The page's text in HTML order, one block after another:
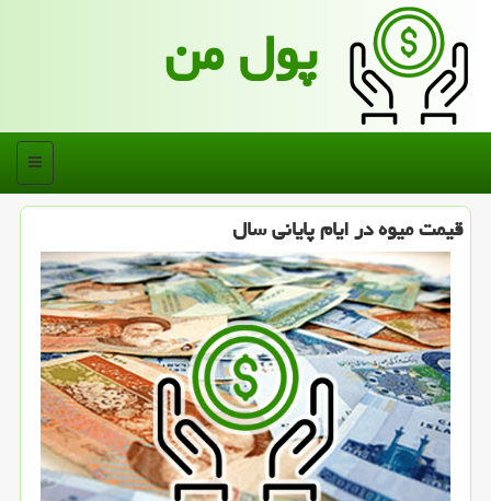
پول من
منو
قیمت میوه در ایام پایانی سال